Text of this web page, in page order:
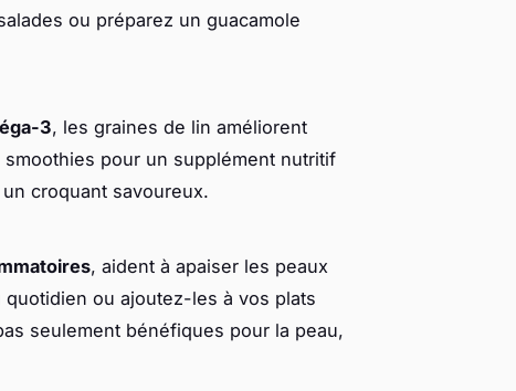
ou préparez un guacamole
3, les graines de lin améliorent
pour un supplément nutritif
croquant savoureux.
, aident à apaiser les peaux
ou ajoutez-les à vos plats
seulement bénéfiques pour la peau,